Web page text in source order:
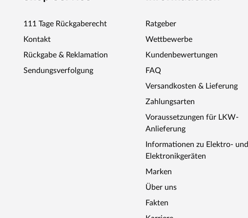
111 Tage Rückgaberecht
Kontakt
Rückgabe & Reklamation
Sendungsverfolgung
Ratgeber
Wettbewerbe
Kundenbewertungen
FAQ
Versandkosten & Lieferung
Zahlungsarten
Voraussetzungen für LKW-
Anlieferung
Informationen zu Elektro- und
Elektronikgeräten
Marken
Über uns
Fakten